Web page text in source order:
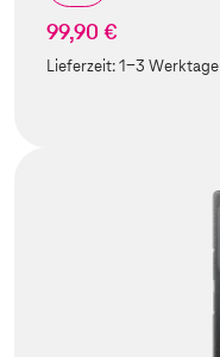
99,90 €
Lieferzeit:1-3 Werktage